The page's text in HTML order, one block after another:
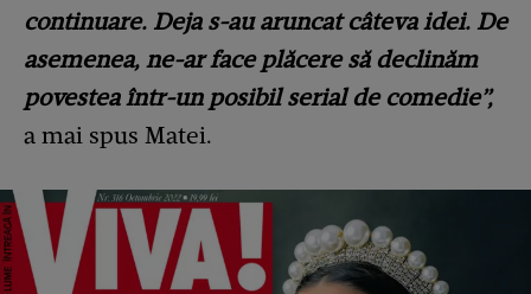
continuare. Deja s-au aruncat câteva idei. De
asemenea, ne-ar face plăcere să declinăm
povestea într-un posibil serial de comedie”,
a mai spus Matei.